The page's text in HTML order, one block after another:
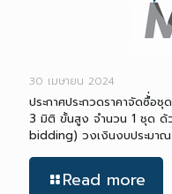
30 เมษายน 2024
ประกาศประกวดราคาจัดซื้่อ
3 มิติ ขั้นสูง จำนวน 1 ชุด ด้
bidding) วงเงินงบประมา
Read more